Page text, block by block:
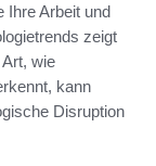
Ihre Arbeit und
zeigt
wie
kann
Disruption